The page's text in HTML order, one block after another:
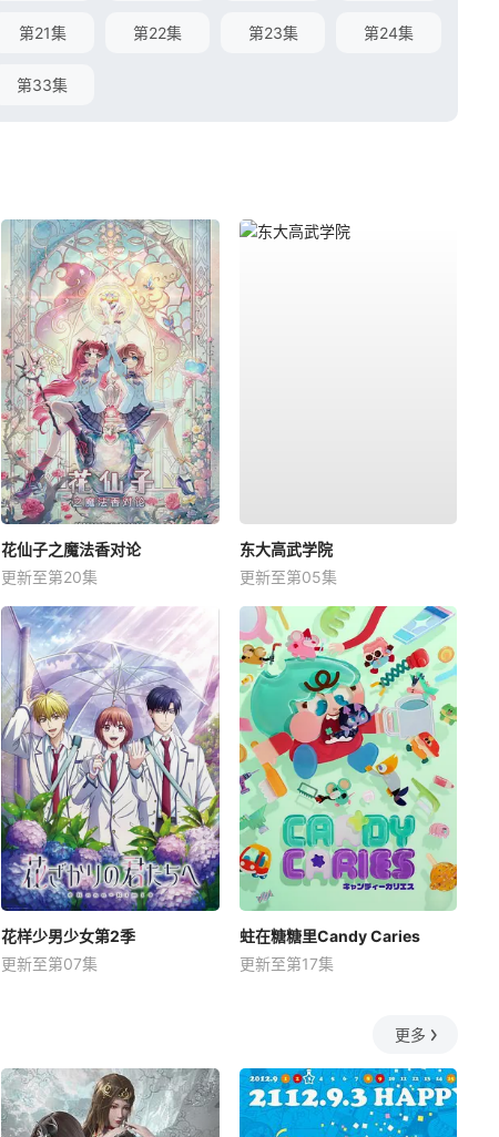
第21集 第22集 第23集 第24集
第33集
花仙子之魔法香对论
更新至第20集
东大高武学院
更新至第05集
花样少男少女第2季
更新至第07集
蛀在糖糖里Candy Caries
更新至第17集
更多